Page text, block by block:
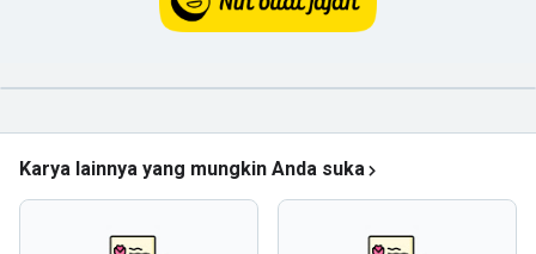
Karya lainnya yang mungkin Anda suka